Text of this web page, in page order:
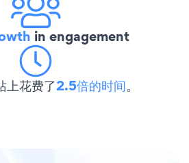
in engagement
上花费了2.5倍的时间。